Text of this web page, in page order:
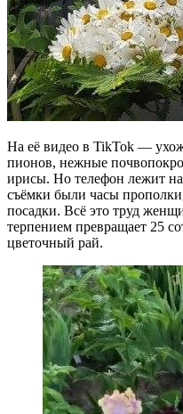
На её видео в TikTok —
пионов, нежные
ирисы. Но телефон лежит
съёмки были часы
посадки. Всё это труд
терпением превращает 25
цветочный рай.